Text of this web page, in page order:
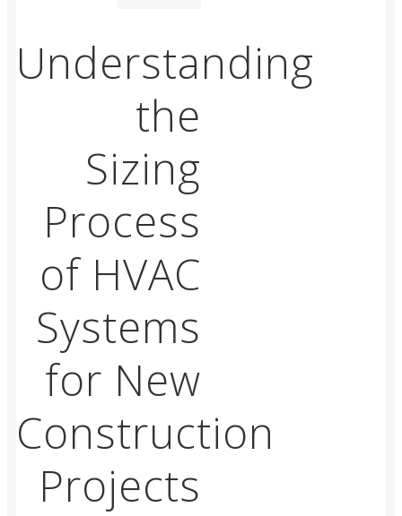
navigation
Understanding
the
Sizing
Process
of HVAC
Systems
for New
Construction
Projects